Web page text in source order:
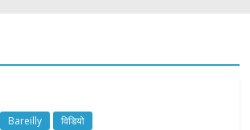
Bareilly विडियो